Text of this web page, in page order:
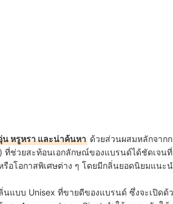
น หรูหรา และน่าค้นหา ด้วยส่วนผสมหลักจาก
ช่วยสะท้อนเอกลักษณ์ของแบรนด์ได้ชัดเจน
อโอกาสพิเศษต่าง ๆ โดยมีกลิ่นยอดนิยมแนะ
นแบบ Unisex ที่ขายดีของแบรนด์ ซึ่งจะเปิดด้